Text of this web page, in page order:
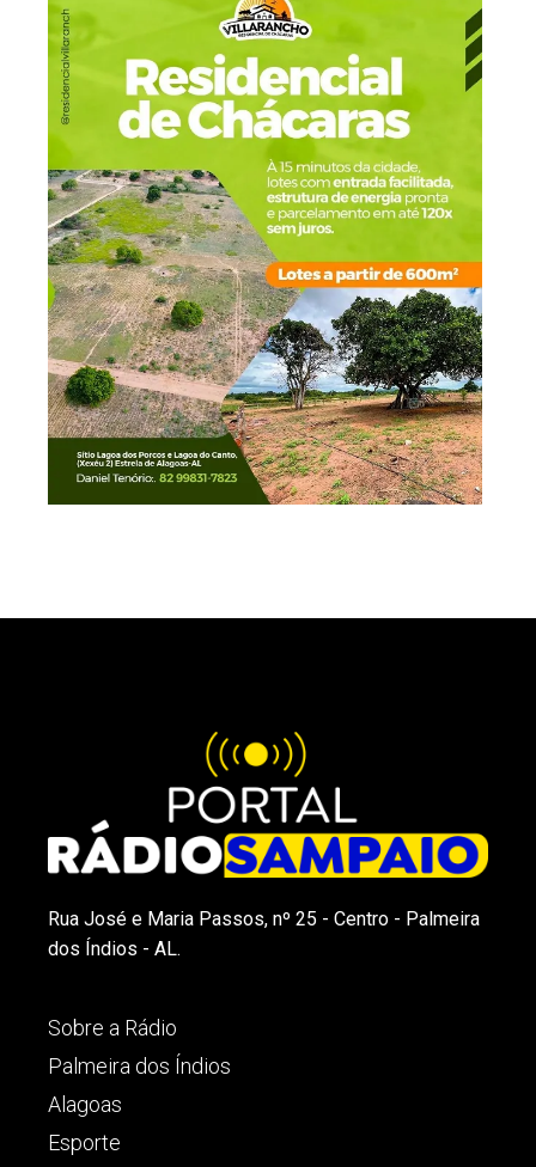
Rua José e Maria Passos, nº 25 - Centro - Palmeira
dos Índios - AL.
Sobre a Rádio
Palmeira dos Índios
Alagoas
Esporte